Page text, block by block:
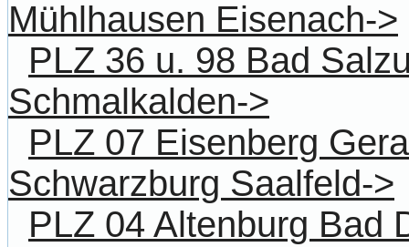
Mühlhausen Eisenach->
PLZ 36 u. 98 Bad
Schmalkalden->
PLZ 07 Eisenberg
Schwarzburg Saalfeld->
PLZ 04 Altenburg Bad